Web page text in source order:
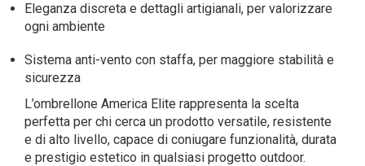
Eleganza discreta e dettagli artigianali, per valorizzare
ogni ambiente
Sistema anti-vento con staffa, per maggiore stabilità e
sicurezza
L’ombrellone America Elite rappresenta la scelta
perfetta per chi cerca un prodotto versatile, resistente
e di alto livello, capace di coniugare funzionalità, durata
e prestigio estetico in qualsiasi progetto outdoor.